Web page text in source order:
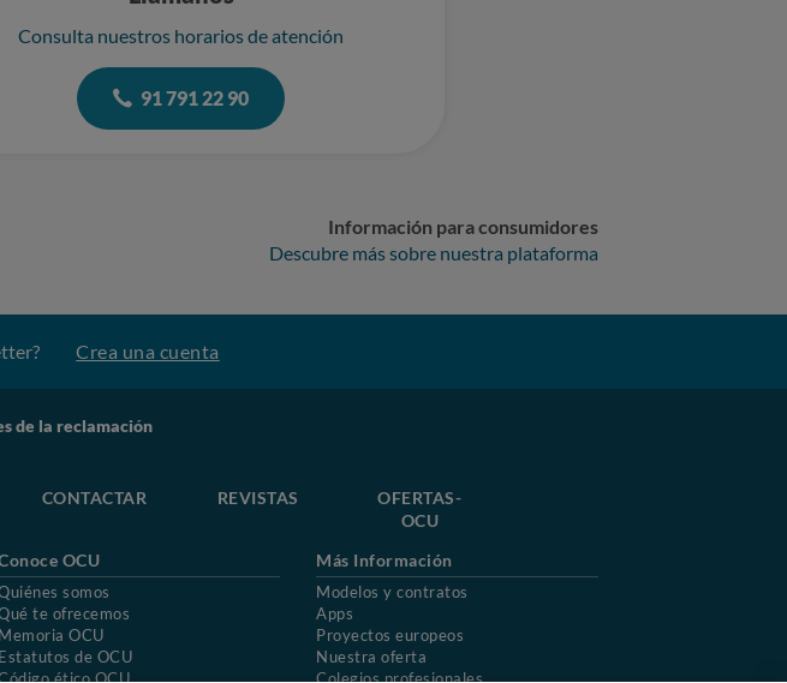
Consulta nuestros horarios de atención
91 791 22 90
Información para consumidores
Descubre más sobre nuestra plataforma
Crea una cuenta
de la reclamación
CONTACTAR REVISTAS
OFERTAS-
OCU
OCU
somos
te ofrecemos
Memoria OCU
Estatutos de OCU
ético OCU
Más Información
Modelos y contratos
Apps
Proyectos europeos
Nuestra oferta
Colegios profesionales